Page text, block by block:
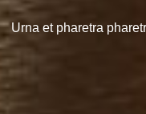
Urna et pharetra